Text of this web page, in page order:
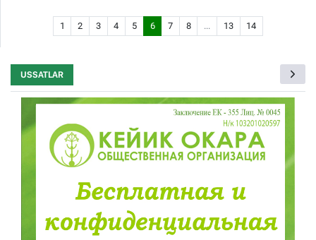
1 2 3 4 5 6 7 8 ... 13 14
USSATLAR